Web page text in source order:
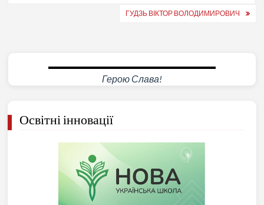
ГУДЗЬ ВІКТОР ВОЛОДИМИРОВИЧ
Герою Слава!
Освітні інновації